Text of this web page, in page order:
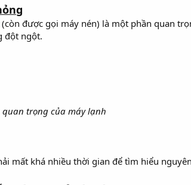
(còn được gọi máy nén) là một phần quan
đột ngột.
quan trọng của máy lạnh
mất khá nhiều thời gian để tìm hiểu